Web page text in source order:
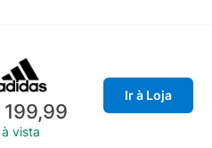
199,99
à vista
Ir à Loja